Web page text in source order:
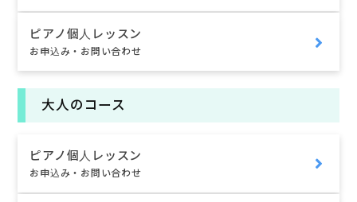
ピアノ個人レッスン
お申込み・お問い合わせ
大人のコース
ピアノ個人レッスン
お申込み・お問い合わせ